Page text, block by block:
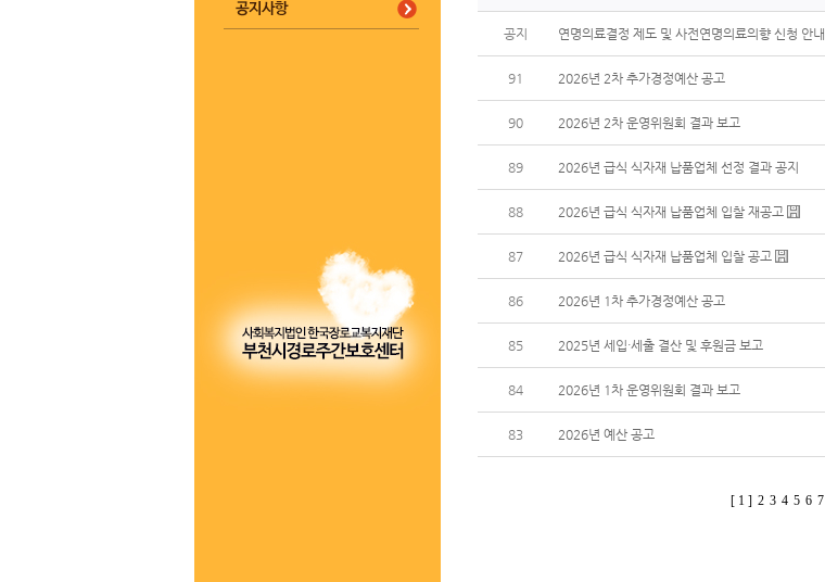
공지 연명의료결정 제도 및 사전연명의료의향 신청 안내
91 2026년 2차 추가경정예산 공고
90 2026년 2차 운영위원회 결과 보고
89 2026년 급식 식자재 납품업체 선정 결과 공지
88 2026년 급식 식자재 납품업체 입찰 재공고
87 2026년 급식 식자재 납품업체 입찰 공고
86 2026년 1차 추가경정예산 공고
85 2025년 세입·세출 결산 및 후원금 보고
84 2026년 1차 운영위원회 결과 보고
83 2026년 예산 공고
[ 1 ] 2 3 4 5 6 7